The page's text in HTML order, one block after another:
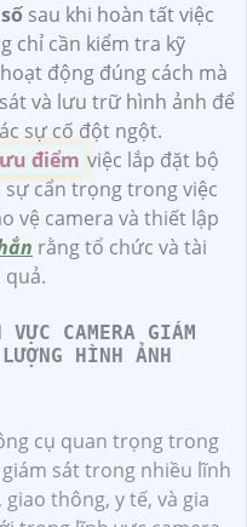
sau khi hoàn tất việc
chỉ cần kiểm tra kỹ
động đúng cách mà
và lưu trữ hình ảnh để
sự cố đột ngột.
điểm việc lắp đặt bộ
cẩn trọng trong việc
vệ camera và thiết lập
rằng tổ chức và tài
quả.
VỰC CAMERA GIÁM
HÌNH ẢNH
cụ quan trọng trong
sát trong nhiều lĩnh
thông, y tế, và gia